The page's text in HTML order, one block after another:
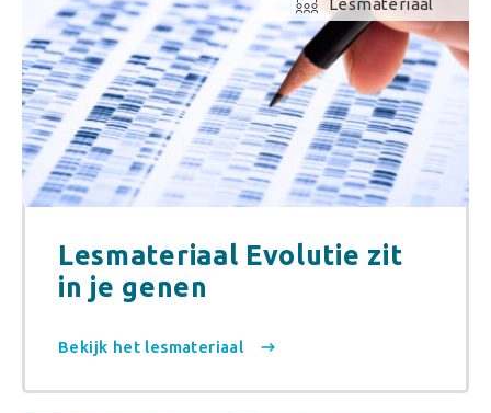
Lesmateriaal
Lesmateriaal Evolutie zit
in je genen
Bekijk het lesmateriaal